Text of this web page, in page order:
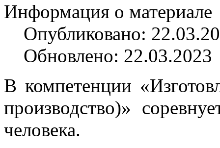
Информация о материале
Опубликовано:
Обновлено: 22.03.2023
В компетенции
производство)»
человека.